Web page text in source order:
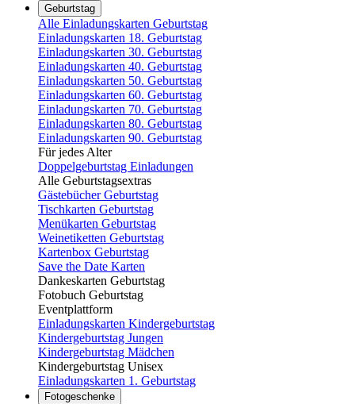
Geburtstag
Alle Einladungskarten Geburtstag
Einladungskarten 18. Geburtstag
Einladungskarten 30. Geburtstag
Einladungskarten 40. Geburtstag
Einladungskarten 50. Geburtstag
Einladungskarten 60. Geburtstag
Einladungskarten 70. Geburtstag
Einladungskarten 80. Geburtstag
Einladungskarten 90. Geburtstag
Für jedes Alter
Doppelgeburtstag Einladungen
Alle Geburtstagsextras
Gästebücher Geburtstag
Tischkarten Geburtstag
Menükarten Geburtstag
Weinetiketten Geburtstag
Kartenbox Geburtstag
Save the Date Karten
Dankeskarten Geburtstag
Fotobuch Geburtstag
Eventplattform
Einladungskarten Kindergeburtstag
Kindergeburtstag Jungen
Kindergeburtstag Mädchen
Kindergeburtstag Unisex
Einladungskarten 1. Geburtstag
Fotogeschenke